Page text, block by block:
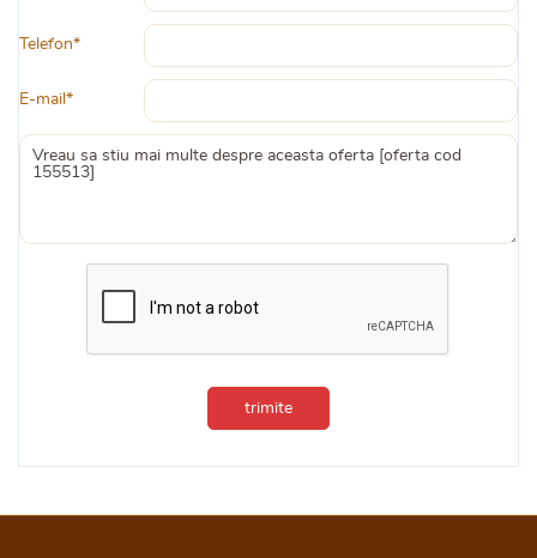
Telefon*
E-mail*
trimite